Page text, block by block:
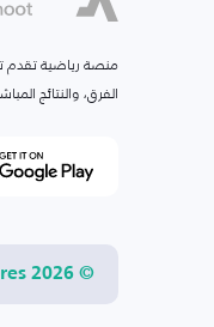
منصة رياضية تقدم
الفرق، والنتائج
© 2026 YSscores. جميع الحقوق محفوظة.